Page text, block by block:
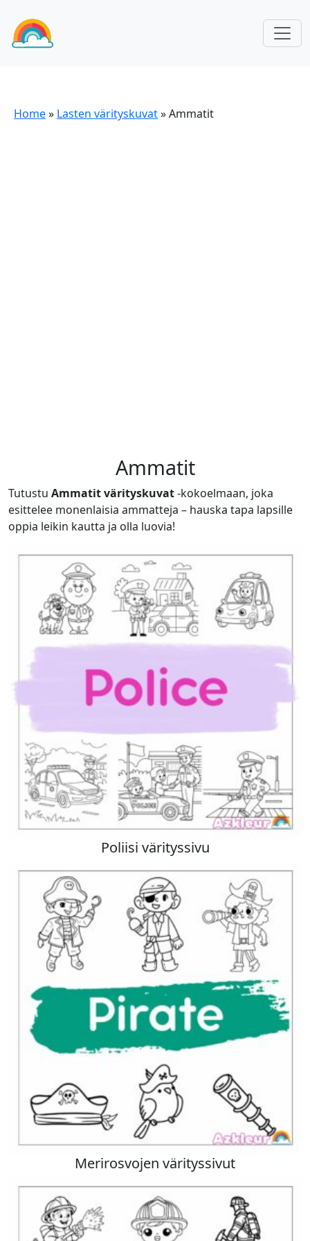
Home» Lasten värityskuvat»Ammatit
Ammatit
Tutustu Ammatit värityskuvat-kokoelmaan, joka
esittelee monenlaisia ammatteja – hauska tapa lapsille
oppia leikin kautta ja olla luovia!
Poliisi värityssivu
Merirosvojen värityssivut